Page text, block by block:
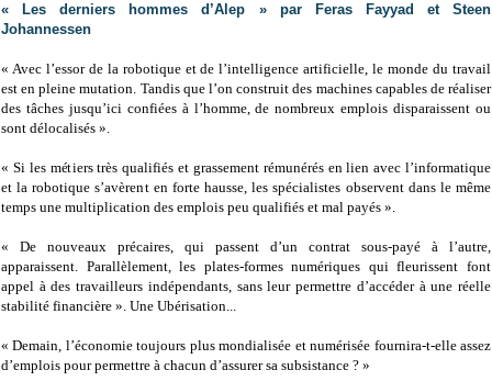
« Les derniers hommes d’Alep » par Feras Fayyad et Steen
Johannessen
« Avec l’essor de la robotique et de l’intelligence artificielle, le monde du travail
est en pleine mutation. Tandis que l’on construit des machines capables de réaliser
des tâches jusqu’ici confiées à l’homme, de nombreux emplois disparaissent ou
sont délocalisés ».
« Si les métiers très qualifiés et grassement rémunérés en lien avec l’informatique
et la robotique s’avèrent en forte hausse, les spécialistes observent dans le même
temps une multiplication des emplois peu qualifiés et mal payés ».
« De nouveaux précaires, qui passent d’un contrat sous-payé à l’autre,
apparaissent. Parallèlement, les plates-formes numériques qui fleurissent font
appel à des travailleurs indépendants, sans leur permettre d’accéder à une réelle
stabilité financière ». Une Ubérisation...
« Demain, l’économie toujours plus mondialisée et numérisée fournira-t-elle assez
d’emplois pour permettre à chacun d’assurer sa subsistance ? »